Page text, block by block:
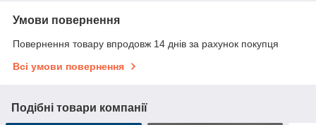
Умови повернення
Повернення товару впродовж 14 днів за рахунок покупця
Всі умови повернення
Подібні товари компанії